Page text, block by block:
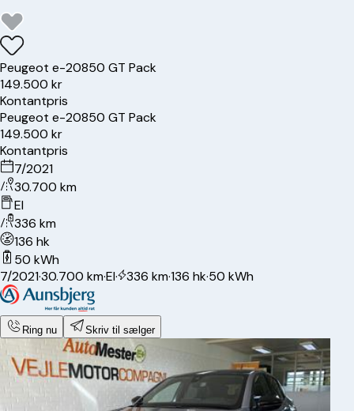
Peugeot e-20850 GT Pack
149.500 kr
Kontantpris
Peugeot e-20850 GT Pack
149.500 kr
Kontantpris
7/2021
30.700 km
El
336 km
136 hk
50 kWh
7/2021·30.700 km·El· 336 km·136 hk·50 kWh
Ring nu Skriv til sælger